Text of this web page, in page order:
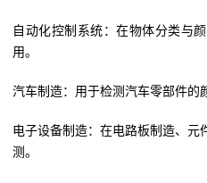
自动化控制系统：在物体分类与
用。
汽车制造：用于检测汽车零部件的
电子设备制造：在电路板制造、元
测。